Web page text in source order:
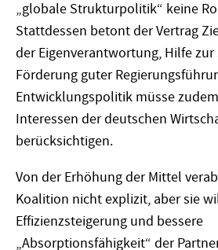
„globale Strukturpolitik“ keine
Stattdessen betont der Vertrag
der Eigenverantwortung, Hilfe
Förderung guter
Entwicklungspolitik müsse
Interessen der deutschen
berücksichtigen.
Von der Erhöhung der Mittel
Koalition nicht explizit, aber sie
Effizienzsteigerung und bessere
„Absorptionsfähigkeit“ der